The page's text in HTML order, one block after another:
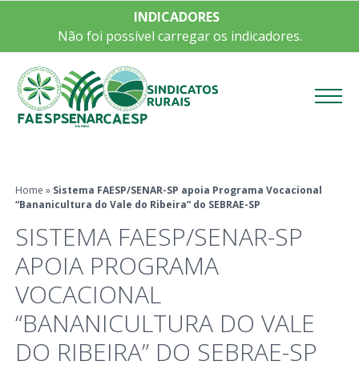
INDICADORES
Não foi possível carregar os indicadores.
Home » Sistema FAESP/SENAR-SP apoia Programa Vocacional
“Bananicultura do Vale do Ribeira” do SEBRAE-SP
SISTEMA FAESP/SENAR-SP
APOIA PROGRAMA
VOCACIONAL
“BANANICULTURA DO VALE
DO RIBEIRA” DO SEBRAE-SP